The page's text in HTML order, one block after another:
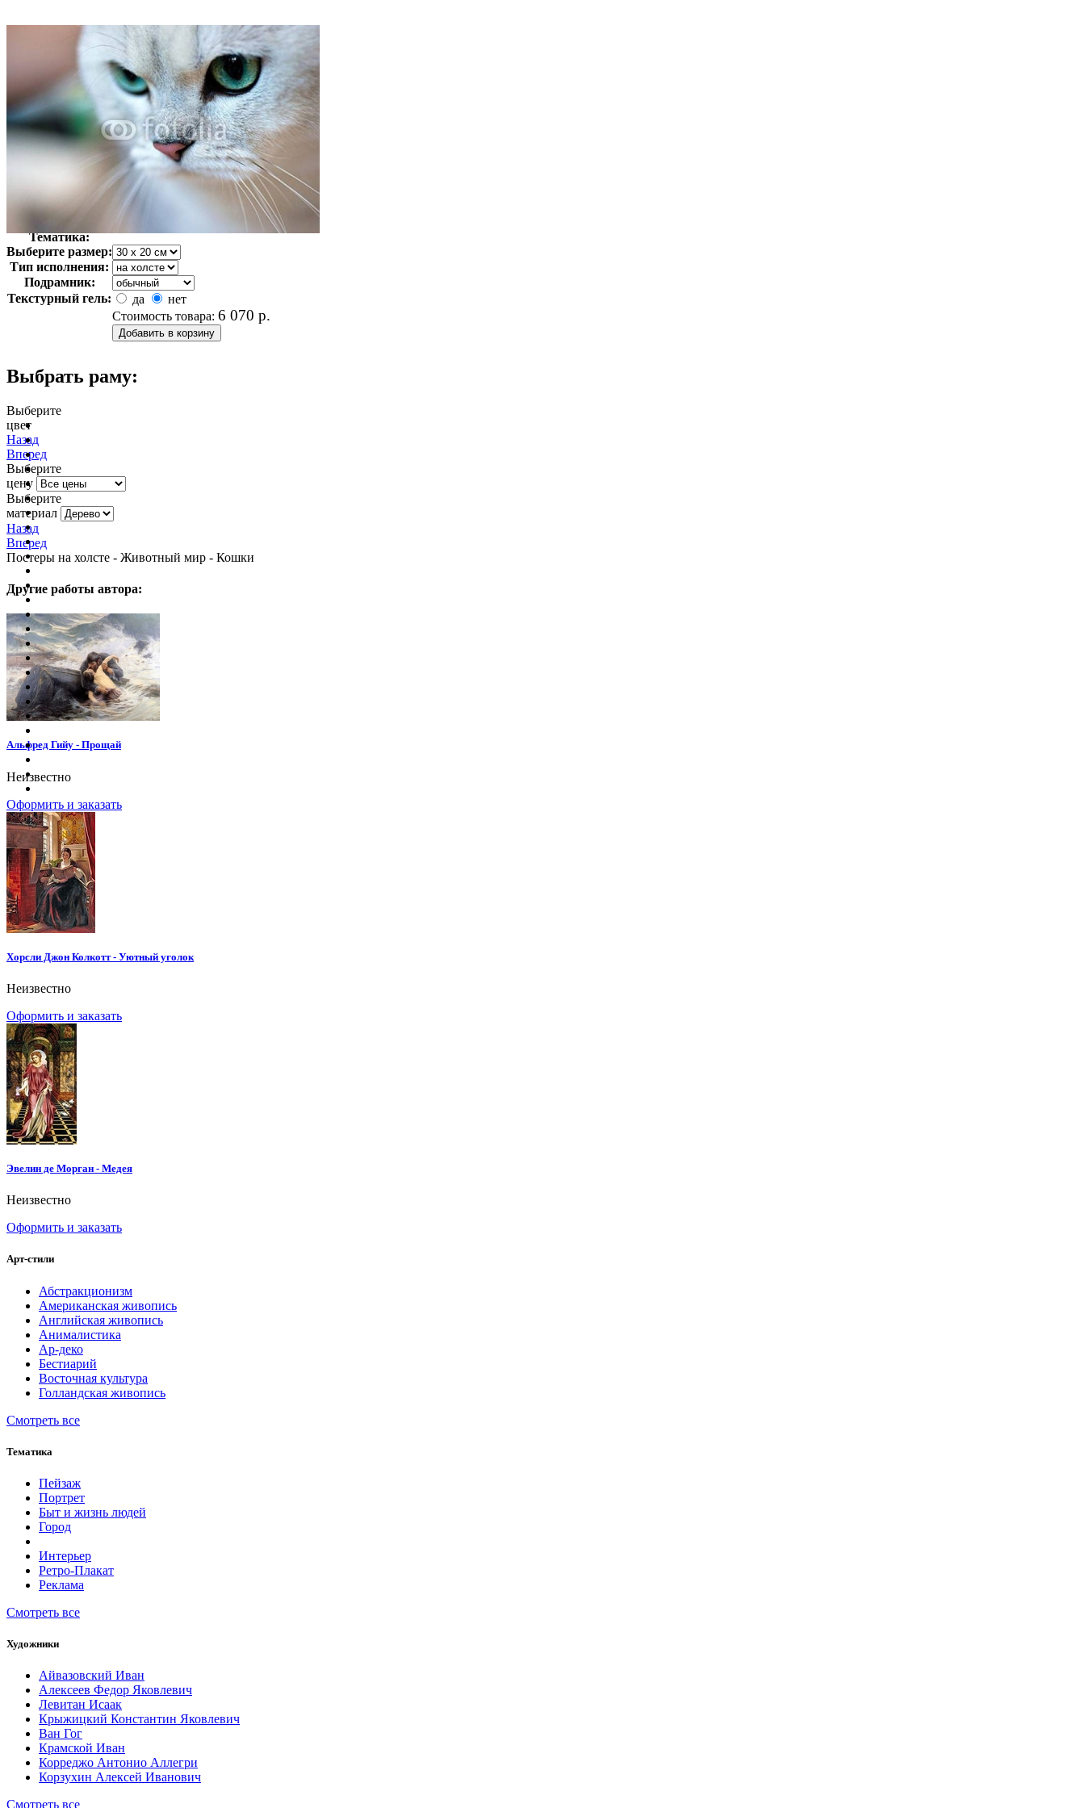
Автор:
Тематика:
Выберите размер:
Тип исполнения:
Подрамник:
Текстурный гель:
да
нет
Стоимость товара: 6 070 р.
Выбрать раму:
Выберите
цвет
Назад
Вперед
Выберите
цену
Выберите
материал
Назад
Вперед
Постеры на холсте - Животный мир - Кошки
Другие работы автора:
Альфред Гийу - Прощай
Неизвестно
Оформить и заказать
Хорсли Джон Колкотт - Уютный уголок
Неизвестно
Оформить и заказать
Эвелин де Морган - Медея
Неизвестно
Оформить и заказать
Арт-стили
Абстракционизм
Американская живопись
Английская живопись
Анималистика
Ар-деко
Бестиарий
Восточная культура
Голландская живопись
Смотреть все
Тематика
Пейзаж
Портрет
Быт и жизнь людей
Город
Интерьер
Ретро-Плакат
Реклама
Смотреть все
Художники
Айвазовский Иван
Алексеев Федор Яковлевич
Левитан Исаак
Крыжицкий Константин Яковлевич
Ван Гог
Крамской Иван
Корреджо Антонио Аллегри
Корзухин Алексей Иванович
Смотреть все